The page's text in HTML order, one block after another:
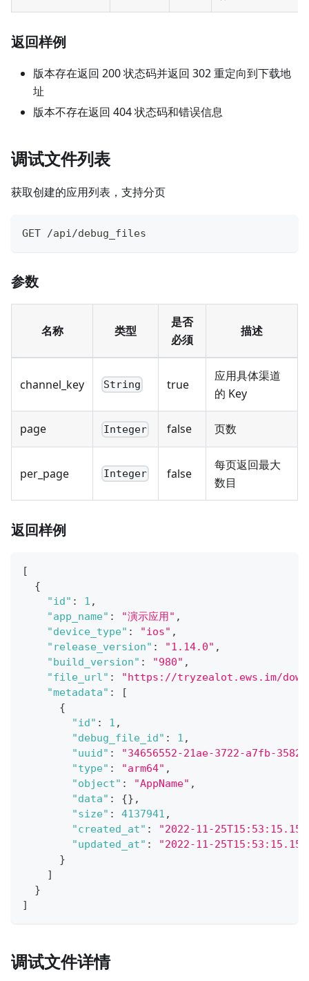
返回样例
版本存在返回 200 状态码并返回 302 重定向到下载地
址
版本不存在返回 404 状态码和错误信息
调试文件列表
获取创建的应用列表，支持分页
GET /api/debug_files
参数
名称 类型
是否
必须
描述
channel_key String true
应用具体渠道
的 Key
page Integer false 页数
per_page Integer false
每页返回最大
数目
返回样例
[
{
"id" : 1 ,
"app_name" : "演示应用" ,
"device_type" : "ios" ,
"release_version" : "1.14.0" ,
"build_version" : "980" ,
"file_url" :
"https://tryzealot.ews.im/
"metadata" :
[
{
"id" : 1 ,
"debug_file_id" : 1 ,
"uuid" :
"34656552-21ae-3722-a7fb-
"type" : "arm64" ,
"object" : "AppName" ,
"data" : {} ,
"size" : 4137941 ,
"created_at" :
"2022-11-
"updated_at" :
"2022-11-
}
]
}
]
调试文件详情